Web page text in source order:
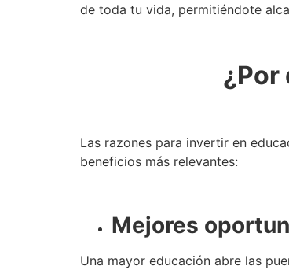
de toda tu vida, permitiéndote
¿Por
Las razones para invertir en
beneficios más relevantes:
Mejores
Una mayor educación abre las